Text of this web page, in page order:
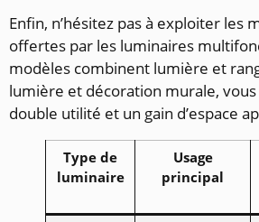
Enfin, n’hésitez pas à exploiter les
offertes par les luminaires
modèles combinent lumière et
lumière et décoration murale,
double utilité et un gain d’espace
Type de
luminaire
Usage
principal